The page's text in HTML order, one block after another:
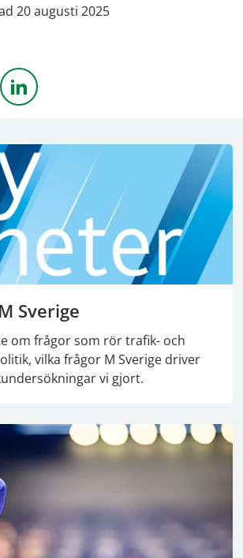
20 augusti 2025
på X
Dela sidan på Linkedin
Sverige
om frågor som rör trafik- och
vilka frågor M Sverige driver
vi gjort.